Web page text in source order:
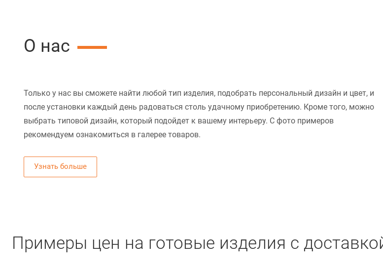
О нас
Только у нас вы сможете найти любой тип изделия, подобрать персональный дизайн и цвет, и
после установки каждый день радоваться столь удачному приобретению. Кроме того, можно
выбрать типовой дизайн, который подойдет к вашему интерьеру. С фото примеров
рекомендуем ознакомиться в галерее товаров.
Узнать больше
Примеры цен на готовые изделия с